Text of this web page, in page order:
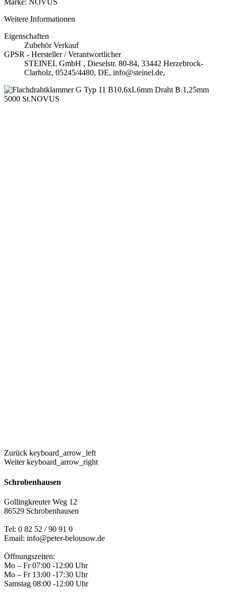
Marke: NOVUS
Weitere Informationen
Eigenschaften
Zubehör Verkauf
GPSR - Hersteller / Verantwortlicher
STEINEL GmbH , Dieselstr. 80-84, 33442 Herzebrock-
Clarholz, 05245/4480, DE, info@steinel.de,
Zurück keyboard_arrow_left
Weiter keyboard_arrow_right
Schrobenhausen
Gollingkreuter Weg 12
86529 Schrobenhausen
Tel: 0 82 52 / 90 91 0
Email: info@peter-belousow.de
Öffnungszeiten:
Mo – Fr 07:00 -12:00 Uhr
Mo – Fr 13:00 -17:30 Uhr
Samstag 08:00 -12:00 Uhr